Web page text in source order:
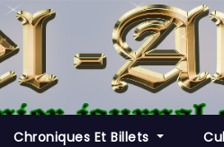
Chroniques Et Billets